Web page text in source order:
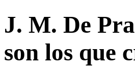
J. M. De
son los que